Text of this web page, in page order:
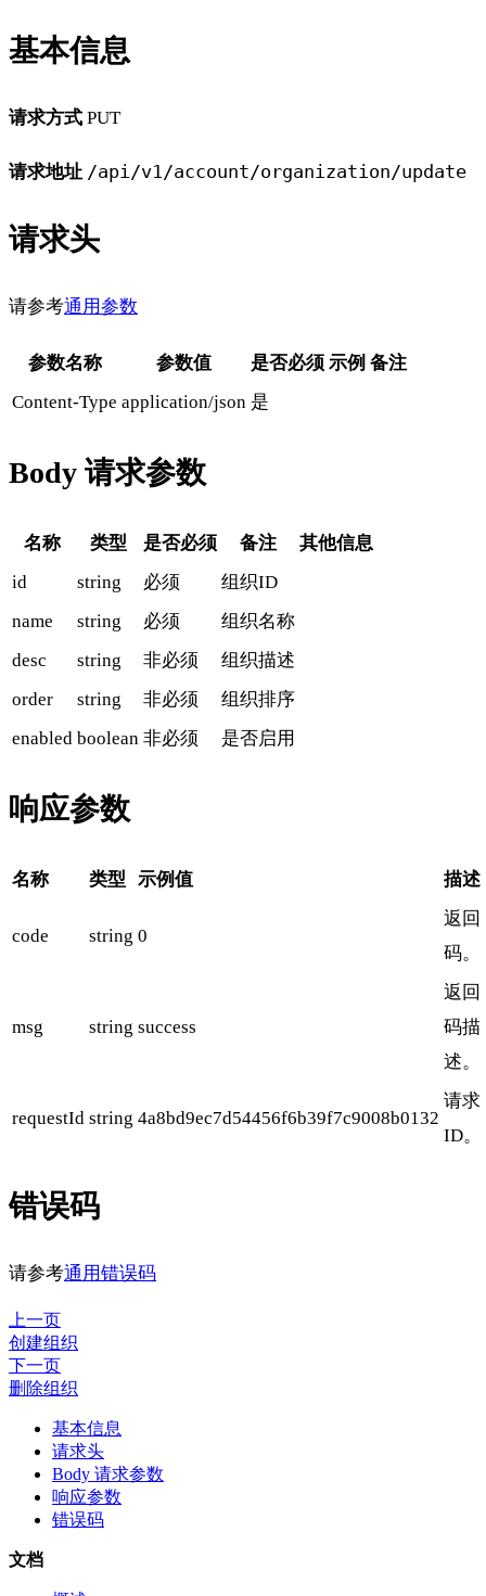
基本信息
请求方式 PUT
请求地址 /api/v1/account/organization/update
请求头
请参考通用参数
参数名称 参数值 是否必须 示例 备注
Content-Type application/json 是
Body 请求参数
名称 类型 是否必须 备注
其他信息
id
string 必须
组织ID
name
string 必须
组织名称
desc
string 非必须
组织描述
order
string 非必须
组织排序
enabled boolean 非必须 是否启用
响应参数
名称 类型 示例值 描述
code string 0
返回
码。
msg string success
返回
码描
述。
requestId string 4a8bd9ec7d54456f6b39f7c9008b0132
请求
ID。
错误码
请参考通用错误码
上一页
创建组织
下一页
删除组织
基本信息
请求头
Body 请求参数
响应参数
错误码
文档